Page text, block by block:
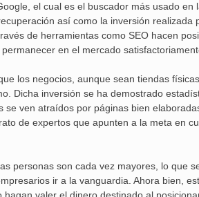
el cual es el buscador más usado en
así como la inversión realizada
de herramientas como SEO hacen
en el mercado
los negocios, aunque sean tiendas
Dicha inversión se ha demostrado
se ven atraídos por páginas bien
de expertos que apunten a la meta en
personas son cada vez mayores, lo que
ir a la vanguardia. Ahora bien,